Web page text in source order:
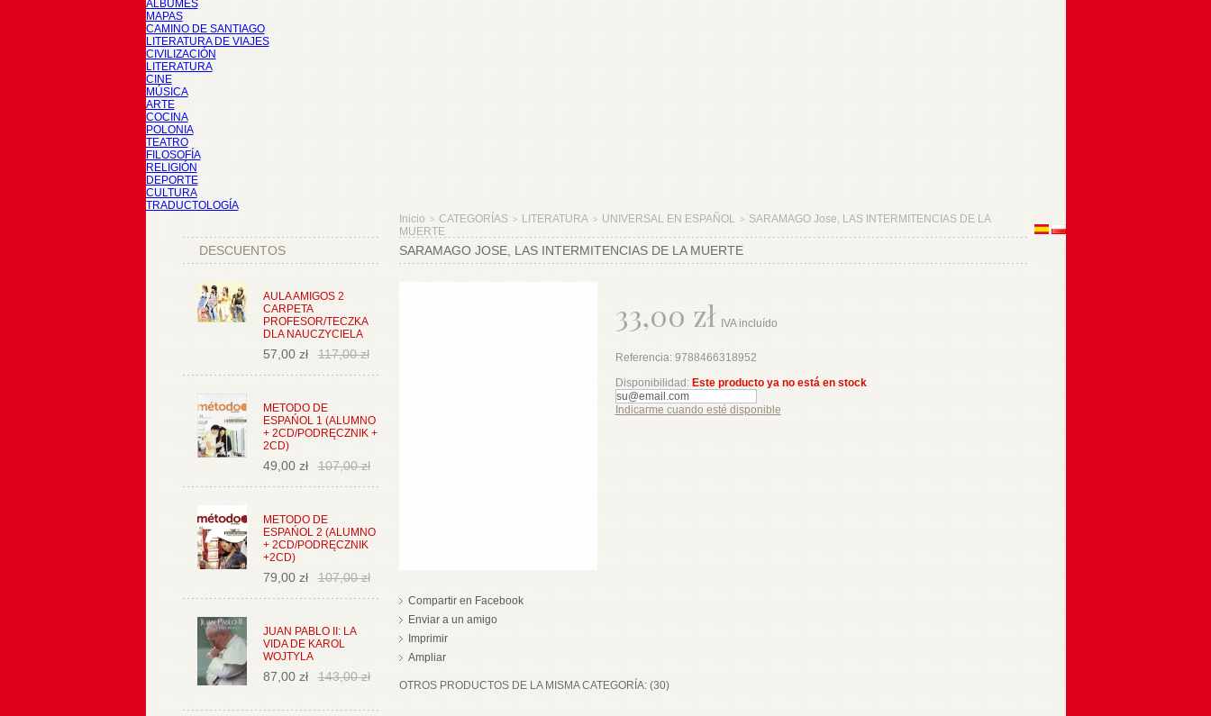
ÁLBUMES
MAPAS
CAMINO DE SANTIAGO
LITERATURA DE VIAJES
CIVILIZACIÓN
LITERATURA
CINE
MÚSICA
ARTE
COCINA
POLONIA
TEATRO
FILOSOFÍA
RELIGIÓN
DEPORTE
CULTURA
TRADUCTOLOGÍA
DESCUENTOS
AULA AMIGOS 2
CARPETA
PROFESOR/TECZKA
DLA NAUCZYCIELA
57,00 zł 117,00 zł
METODO DE
ESPAŃOL 1 (ALUMNO
+ 2CD/PODRĘCZNIK +
2CD)
49,00 zł 107,00 zł
METODO DE
ESPAŃOL 2 (ALUMNO
+ 2CD/PODRĘCZNIK
+2CD)
79,00 zł 107,00 zł
JUAN PABLO II: LA
VIDA DE KAROL
WOJTYLA
87,00 zł 143,00 zł
Inicio > CATEGORÍAS > LITERATURA > UNIVERSAL EN ESPAÑOL >
SARAMAGO Jose, LAS INTERMITENCIAS DE LA
MUERTE
SARAMAGO JOSE, LAS INTERMITENCIAS DE LA MUERTE
Compartir en Facebook
Enviar a un amigo
Imprimir
Ampliar
33,00 zł IVA incluído
Referencia: 9788466318952
Disponibilidad: Este producto ya no está en stock
Indicarme cuando esté disponible
OTROS PRODUCTOS DE LA MISMA CATEGORÍA: (30)